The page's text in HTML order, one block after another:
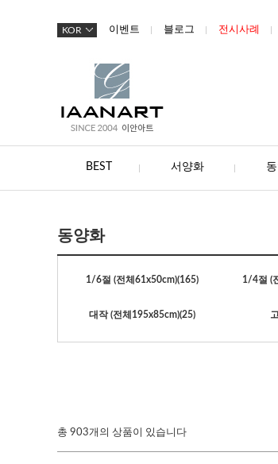
KOR 이벤트 블로그 전시사례
BEST 서양화
동양화
1/6절 (전체61x50cm)(165) 1/4절 (
대작 (전체195x85cm)(25)
총 903개의 상품이 있습니다